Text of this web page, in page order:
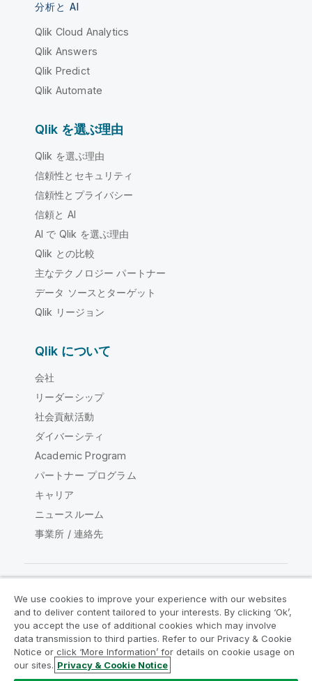
分析と AI
Qlik Cloud Analytics
Qlik Answers
Qlik Predict
Qlik Automate
Qlik を選ぶ理由
Qlik を選ぶ理由
信頼性とセキュリティ
信頼性とプライバシー
信頼と AI
AI で Qlik を選ぶ理由
Qlik との比較
主なテクノロジー パートナー
データ ソースとターゲット
Qlik リージョン
Qlik について
会社
リーダーシップ
社会貢献活動
ダイバーシティ
Academic Program
パートナー プログラム
キャリア
ニュースルーム
事業所 / 連絡先
Qlik コミュニティ
法的契約 製品規約
Legal Policies
リーガルポリシー
利用規約
We use cookies to improve your experience with our websites
and to deliver content tailored to your interests. By clicking ‘Ok’,
you accept the use of additional cookies which may involve
data transmission to third parties. Refer to our Privacy & Cookie
Notice or click ‘More Information’ for details on cookie usage on
our sites. Privacy & Cookie Notice